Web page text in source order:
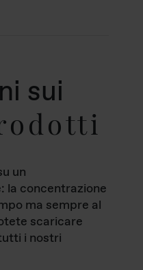
sui
un
la concentrazione
ma sempre al
scaricare
i nostri